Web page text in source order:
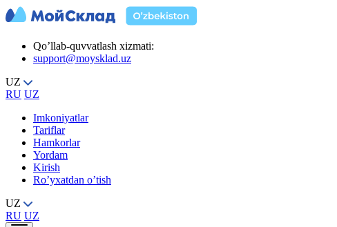
Qo’llab-quvvatlash xizmati:
support@moysklad.uz
UZ
RU UZ
Imkoniyatlar
Tariflar
Hamkorlar
Yordam
Kirish
Ro’yxatdan o’tish
UZ
RU UZ